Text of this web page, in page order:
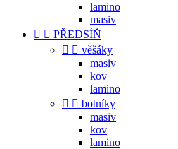
lamino
masiv
  PŘEDSÍŇ
  věšáky
masiv
kov
lamino
  botníky
masiv
kov
lamino